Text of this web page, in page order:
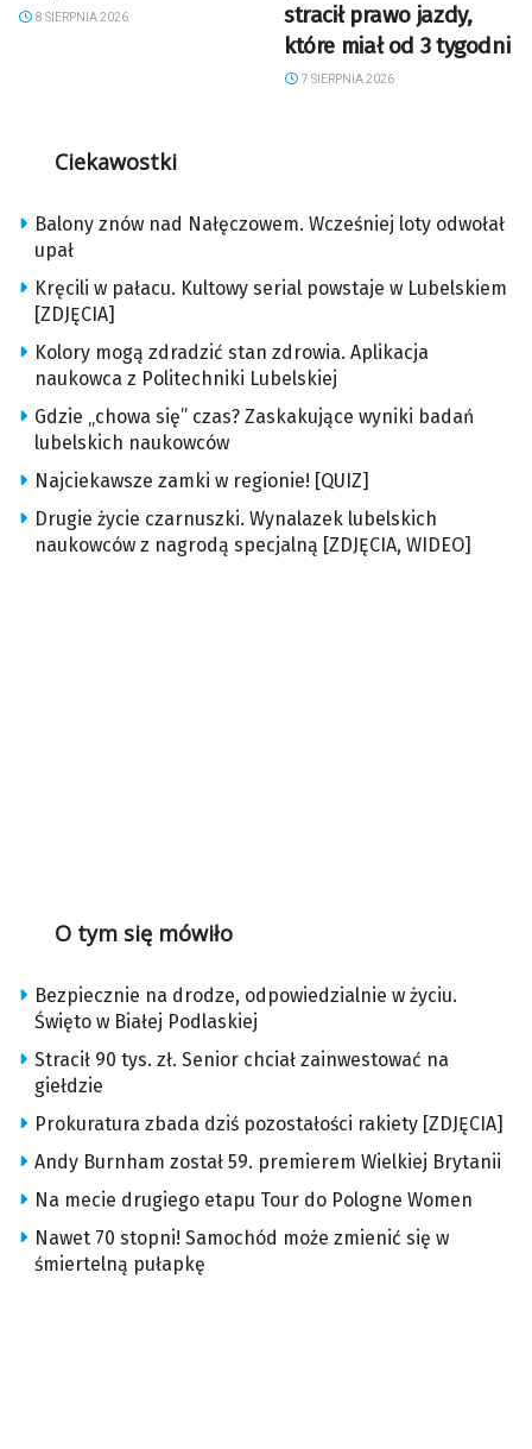
8 SIERPNIA 2026
stracił prawo jazdy,
które miał od 3 tygodni
7 SIERPNIA 2026
Ciekawostki
Balony znów nad Nałęczowem. Wcześniej loty odwołał
upał
Kręcili w pałacu. Kultowy serial powstaje w Lubelskiem
[ZDJĘCIA]
Kolory mogą zdradzić stan zdrowia. Aplikacja
naukowca z Politechniki Lubelskiej
Gdzie „chowa się” czas? Zaskakujące wyniki badań
lubelskich naukowców
Najciekawsze zamki w regionie! [QUIZ]
Drugie życie czarnuszki. Wynalazek lubelskich
naukowców z nagrodą specjalną [ZDJĘCIA, WIDEO]
O tym się mówiło
Bezpiecznie na drodze, odpowiedzialnie w życiu.
Święto w Białej Podlaskiej
Stracił 90 tys. zł. Senior chciał zainwestować na
giełdzie
Prokuratura zbada dziś pozostałości rakiety [ZDJĘCIA]
Andy Burnham został 59. premierem Wielkiej Brytanii
Na mecie drugiego etapu Tour do Pologne Women
Nawet 70 stopni! Samochód może zmienić się w
śmiertelną pułapkę